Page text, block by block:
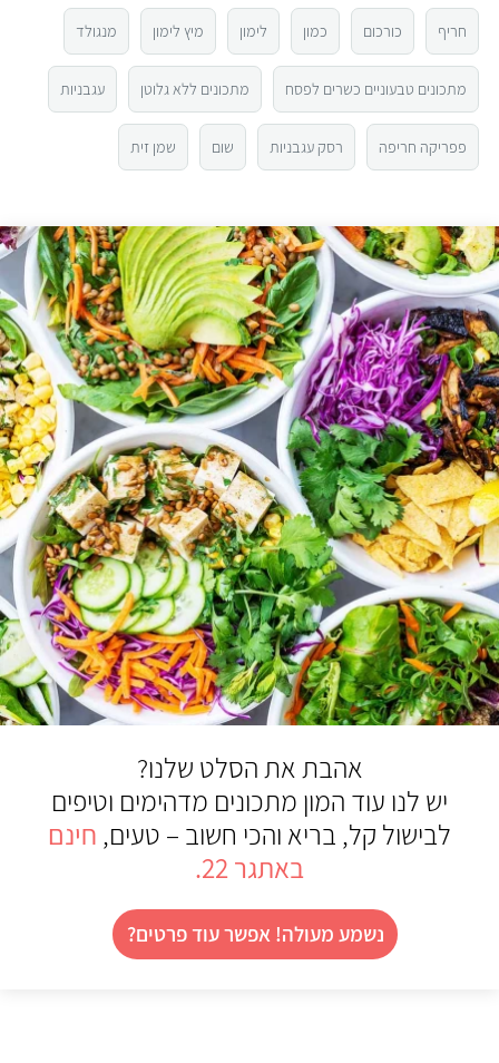
3 חריף כורכום כמון לימון מיץ לימון מנגולד
מתכונים טבעוניים כשרים לפסח מתכונים ללא גלוטן עגבניות
פפריקה חריפה רסק עגבניות שום שמן זית
אהבת את הסלט שלנו?
יש לנו עוד המון מתכונים מדהימים וטיפים
לבישול קל, בריא והכי חשוב – טעים, חינם
באתגר 22.
נשמע מעולה! אפשר עוד פרטים?